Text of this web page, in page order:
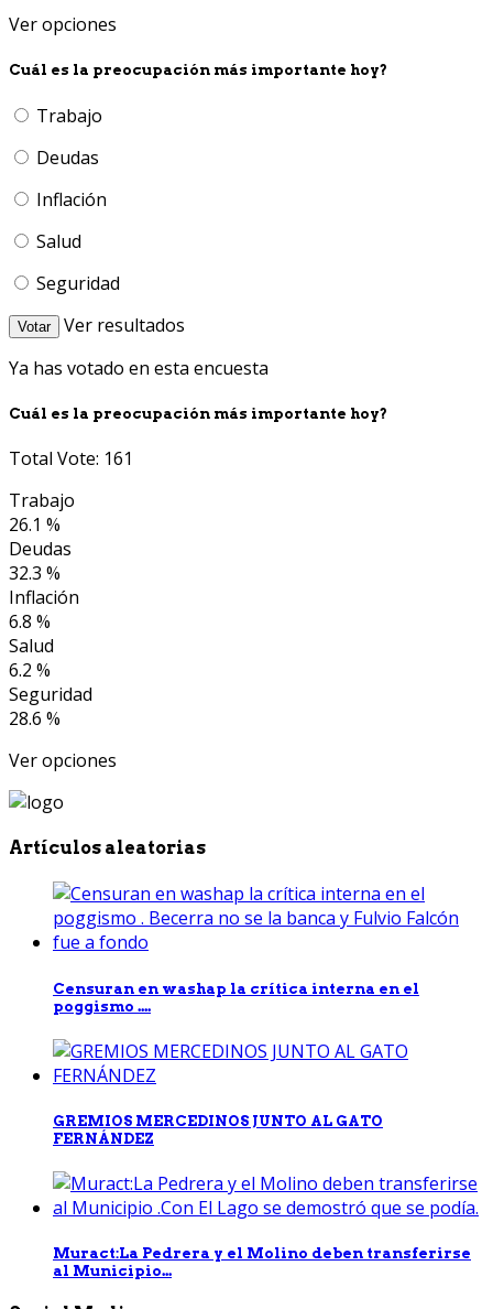
Ver opciones
Cuál es la preocupación más importante hoy?
Trabajo
Deudas
Inflación
Salud
Seguridad
Votar
Ver resultados
Ya has votado en esta encuesta
Cuál es la preocupación más importante hoy?
Total Vote: 161
Trabajo
26.1 %
Deudas
32.3 %
Inflación
6.8 %
Salud
6.2 %
Seguridad
28.6 %
Ver opciones
Artículos aleatorias
Censuran en washap la crítica interna en el
poggismo ....
GREMIOS MERCEDINOS JUNTO AL GATO
FERNÁNDEZ
Muract:La Pedrera y el Molino deben transferirse
al Municipio...